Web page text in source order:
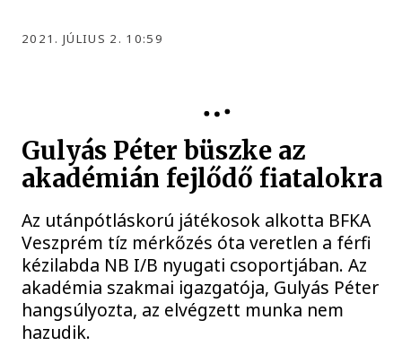
2021. JÚLIUS 2. 10:59
Gulyás Péter büszke az
akadémián fejlődő fiatalokra
Az utánpótláskorú játékosok alkotta BFKA
Veszprém tíz mérkőzés óta veretlen a férfi
kézilabda NB I/B nyugati csoportjában. Az
akadémia szakmai igazgatója, Gulyás Péter
hangsúlyozta, az elvégzett munka nem
hazudik.